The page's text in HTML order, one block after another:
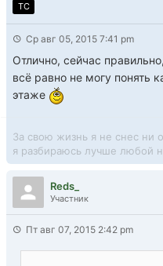
TC
Ср авг 05, 2015 7:41 pm
Отлично, сейчас
всё равно не могу понять
этаже
За свою жизнь я не снес ни
я разбираюсь лучше любой
Reds_
Участник
Пт авг 07, 2015 2:42 pm